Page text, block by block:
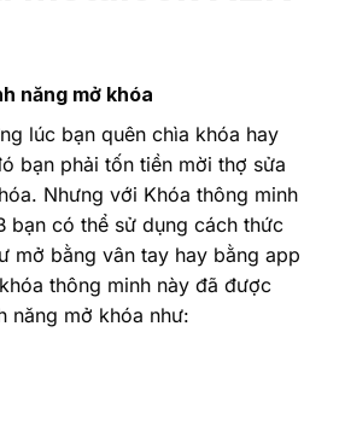
năng mở khóa
lúc bạn quên chìa khóa hay
bạn phải tốn tiền mời thợ sửa
Nhưng với Khóa thông minh
bạn có thể sử dụng cách thức
mở bằng vân tay hay bằng app
thông minh này đã được
năng mở khóa như: